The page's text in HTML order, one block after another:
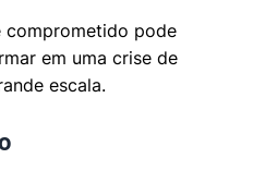
comprometido pode
em uma crise de
escala.